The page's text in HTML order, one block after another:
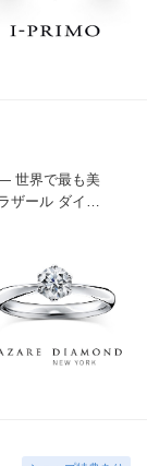
世界で最も美
ザール ダイヤ
の美しい輝き
、この生涯変
象徴として、い
です。